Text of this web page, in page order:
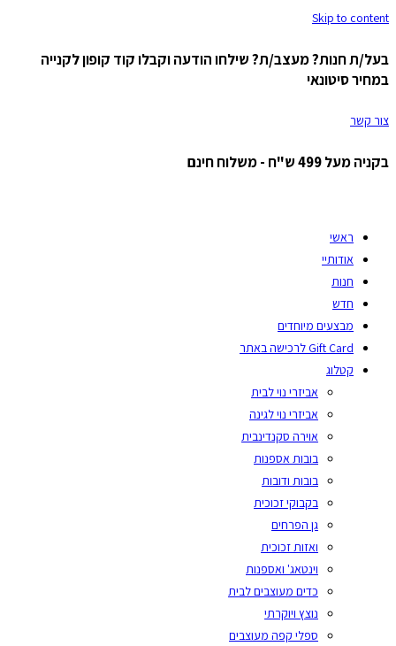
Skip to content
בעל/ת חנות? מעצב/ת? שילחו הודעה וקבלו קוד קופון לקנייה
במחיר סיטונאי
צור קשר
בקניה מעל 499 ש"ח - משלוח חינם
ראשי
אודותיי
חנות
חדש
מבצעים מיוחדים
Gift Card לרכישה באתר
קטלוג
אביזרי נוי לבית
אביזרי נוי לגינה
אוירה סקנדינבית
בובות אספנות
בובות ודובות
בקבוקי זכוכית
גן הפרחים
ואזות זכוכית
וינטאג' ואספנות
כדים מעוצבים לבית
נוצץ ויוקרתי
ספלי קפה מעוצבים